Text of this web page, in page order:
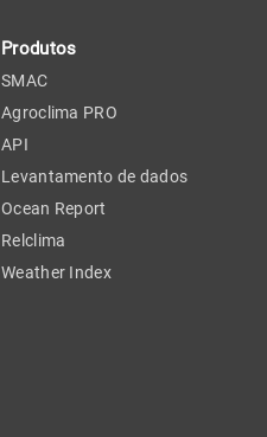
Produtos
SMAC
Agroclima PRO
API
Levantamento de dados
Ocean Report
Relclima
Weather Index